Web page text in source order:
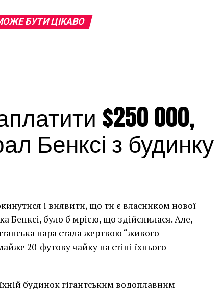
БУТИ ЦІКАВО
$250 000,
Бенксі з будинку
і виявити, що ти є власником нової
Бенксі, було б мрією, що здійснилася. Але,
пара стала жертвою “живого
20-футову чайку на стіні їхнього
будинок гігантським водоплавним